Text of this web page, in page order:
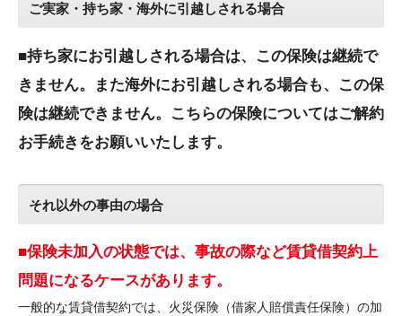
ご実家・持ち家・海外に引越しされる場合
■持ち家にお引越しされる場合は、この保険は継続で
きません。また海外にお引越しされる場合も、この保
険は継続できません。こちらの保険についてはご解約
お手続きをお願いいたします。
それ以外の事由の場合
■保険未加入の状態では、事故の際など賃貸借契約上
問題になるケースがあります。
一般的な賃貸借契約では、火災保険（借家人賠償責任保険）の加